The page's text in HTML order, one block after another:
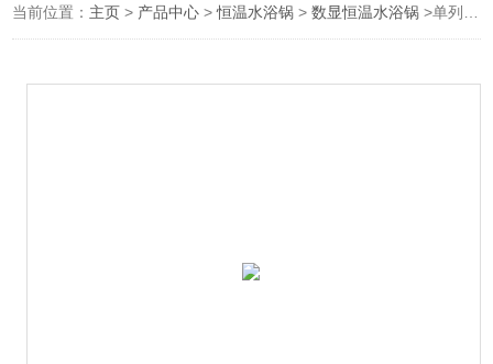
当前位置： 主页 > 产品中心 >恒温水浴锅 >数显恒温水浴锅 >单列电子恒温水浴锅